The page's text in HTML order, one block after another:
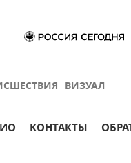
ВИЗУАЛ
КОНТАКТЫ